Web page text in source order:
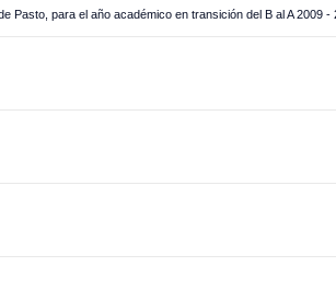
para el año académico en transición del B al A 2009 -